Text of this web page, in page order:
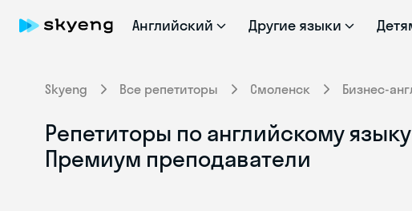
Английский Другие языки
Skyeng Все репетиторы Смоленск Бизнес-
Репетиторы по английскому
Премиум преподаватели